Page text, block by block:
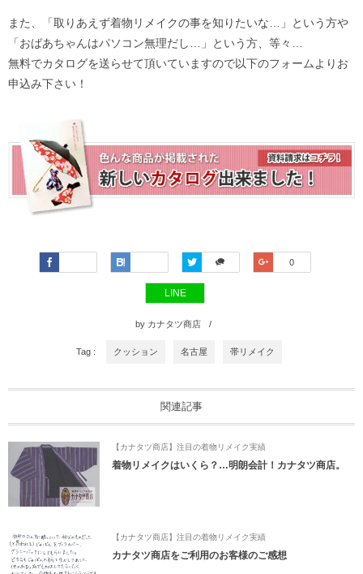
また、「取りあえず着物リメイクの事を知りたいな…」という方や
「おばあちゃんはパソコン無理だし…」という方、等々…
無料でカタログを送らせて頂いていますので以下のフォームよりお
申込み下さい！
Twitter Google+
0
LINE
by カナタツ商店
Tag : クッション 名古屋 帯リメイク
関連記事
【カナタツ商店】注目の着物リメイク実績
着物リメイクはいくら？…明朗会計！カナタツ商店。
【カナタツ商店】注目の着物リメイク実績
カナタツ商店をご利用のお客様のご感想